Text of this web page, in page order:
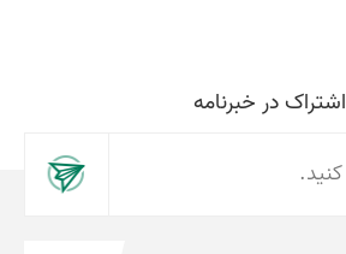
اشتراک در خبرنامه